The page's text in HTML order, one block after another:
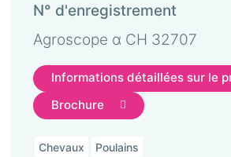
N° d'enregistrement
Agroscope α CH 32707
Informations détaillées sur le
Brochure
Chevaux
Poulains